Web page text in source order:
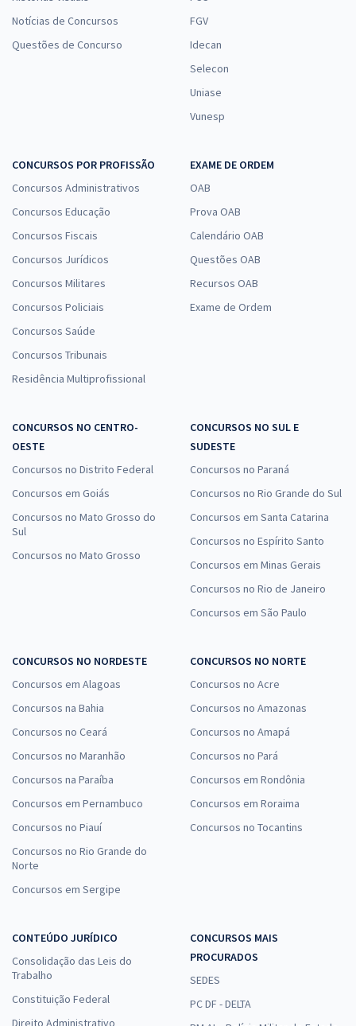
Notícias de Concursos
Questões de Concurso
FGV
Idecan
Selecon
Uniase
Vunesp
CONCURSOS POR PROFISSÃO
Concursos Administrativos
Concursos Educação
Concursos Fiscais
Concursos Jurídicos
Concursos Militares
Concursos Policiais
Concursos Saúde
Concursos Tribunais
Residência Multiprofissional
EXAME DE ORDEM
OAB
Prova OAB
Calendário OAB
Questões OAB
Recursos OAB
Exame de Ordem
CONCURSOS NO CENTRO-
OESTE
Concursos no Distrito Federal
Concursos em Goiás
Concursos no Mato Grosso do
Sul
Concursos no Mato Grosso
CONCURSOS NO SUL E
SUDESTE
Concursos no Paraná
Concursos no Rio Grande do Sul
Concursos em Santa Catarina
Concursos no Espírito Santo
Concursos em Minas Gerais
Concursos no Rio de Janeiro
Concursos em São Paulo
CONCURSOS NO NORDESTE
Concursos em Alagoas
Concursos na Bahia
Concursos no Ceará
Concursos no Maranhão
Concursos na Paraíba
Concursos em Pernambuco
Concursos no Piauí
Concursos no Rio Grande do
Norte
Concursos em Sergipe
CONCURSOS NO NORTE
Concursos no Acre
Concursos no Amazonas
Concursos no Amapá
Concursos no Pará
Concursos em Rondônia
Concursos em Roraima
Concursos no Tocantins
CONTEÚDO JURÍDICO
Consolidação das Leis do
Trabalho
Constituição Federal
Direito Administrativo
CONCURSOS MAIS
PROCURADOS
SEDES
PC DF - DELTA